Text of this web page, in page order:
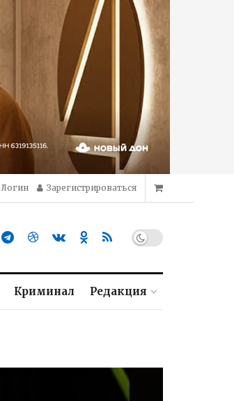
Логин Зарегистрироваться
Криминал Редакция